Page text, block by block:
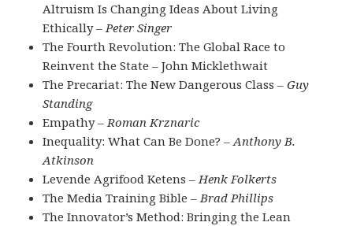
Altruism Is Changing Ideas About Living
Ethically –Peter Singer
The Fourth Revolution: The Global Race to
Reinvent the State – John Micklethwait
The Precariat: The New Dangerous Class –Guy
Standing
Empathy –Roman Krznaric
Inequality: What Can Be Done? –Anthony B.
Atkinson
Levende Agrifood Ketens –Henk Folkerts
The Media Training Bible –Brad Phillips
The Innovator’s Method: Bringing the Lean